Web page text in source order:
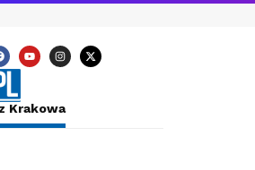
Krakowa